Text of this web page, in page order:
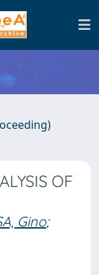
OF
Gino;